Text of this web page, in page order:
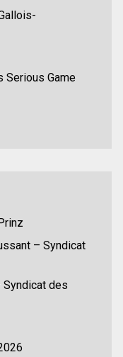
Serious Game
– Syndicat
Syndicat des